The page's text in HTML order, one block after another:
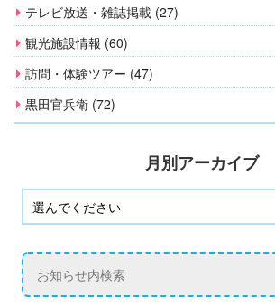
テレビ放送・雑誌掲載 (27)
観光施設情報 (60)
訪問・体験ツアー (47)
黒田官兵衛 (72)
月別アーカイブ